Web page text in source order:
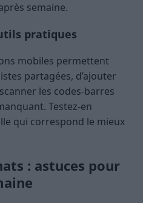
semaine.
pratiques
mobiles permettent
partagées, d’ajouter
les codes-barres
Testez-en
qui correspond le mieux
: astuces pour